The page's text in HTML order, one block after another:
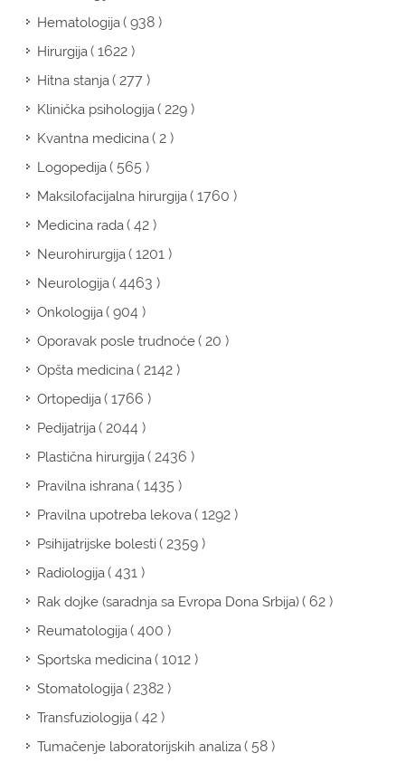
Hematologija( 938 )
Hirurgija( 1622 )
Hitna stanja( 277 )
Klinička psihologija( 229 )
Kvantna medicina( 2 )
Logopedija( 565 )
Maksilofacijalna hirurgija( 1760 )
Medicina rada( 42 )
Neurohirurgija( 1201 )
Neurologija( 4463 )
Onkologija( 904 )
Oporavak posle trudnoće( 20 )
Opšta medicina( 2142 )
Ortopedija( 1766 )
Pedijatrija( 2044 )
Plastična hirurgija( 2436 )
Pravilna ishrana( 1435 )
Pravilna upotreba lekova( 1292 )
Psihijatrijske bolesti( 2359 )
Radiologija( 431 )
Rak dojke (saradnja sa Evropa Dona Srbija)( 62 )
Reumatologija( 400 )
Sportska medicina( 1012 )
Stomatologija( 2382 )
Transfuziologija( 42 )
Tumačenje laboratorijskih analiza( 58 )